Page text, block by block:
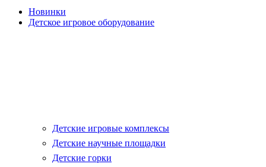
Новинки
Детское игровое оборудование
Детские игровые комплексы
Детские научные площадки
Детские горки